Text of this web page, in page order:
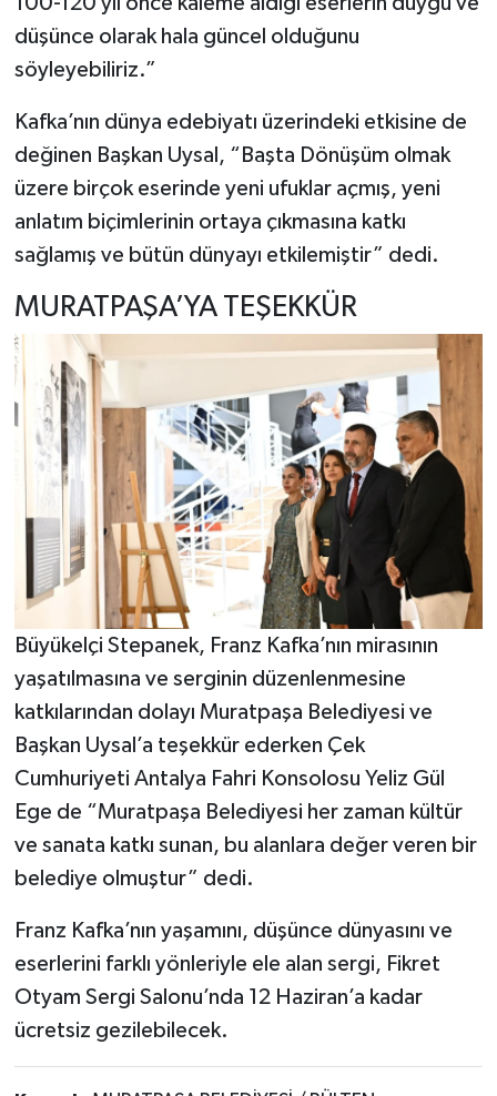
düşünce olarak hala güncel olduğunu
söyleyebiliriz.”
Kafka’nın dünya edebiyatı üzerindeki etkisine de
değinen Başkan Uysal, “Başta Dönüşüm olmak
üzere birçok eserinde yeni ufuklar açmış, yeni
anlatım biçimlerinin ortaya çıkmasına katkı
sağlamış ve bütün dünyayı etkilemiştir” dedi.
MURATPAŞA’YA TEŞEKKÜR
Büyükelçi Stepanek, Franz Kafka’nın mirasının
yaşatılmasına ve serginin düzenlenmesine
katkılarından dolayı Muratpaşa Belediyesi ve
Başkan Uysal’a teşekkür ederken Çek
Cumhuriyeti Antalya Fahri Konsolosu Yeliz Gül
Ege de “Muratpaşa Belediyesi her zaman kültür
ve sanata katkı sunan, bu alanlara değer veren bir
belediye olmuştur” dedi.
Franz Kafka’nın yaşamını, düşünce dünyasını ve
eserlerini farklı yönleriyle ele alan sergi, Fikret
Otyam Sergi Salonu’nda 12 Haziran’a kadar
ücretsiz gezilebilecek.